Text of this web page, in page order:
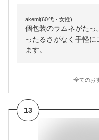
akemi(60代・女性)
個包装のラムネがた
ったるさがなく手軽
ます。
全てのお
13